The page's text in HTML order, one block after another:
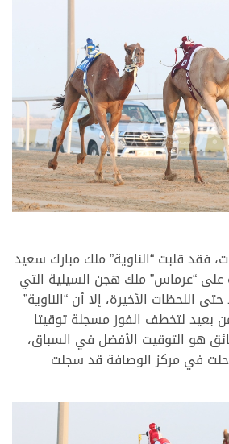
فقد قلبت “الناوية” ملك مبارك سعيد
على “عرماس” ملك هجن السيلية التي
اللحظات الأخيرة، إلا أن “الناوية”
بعيد لتخطف الفوز مسجلة توقيتا
قدره 9.28.95 دقائق هو التوقيت الأفضل في السباق،
في مركز الوصافة قد سجلت